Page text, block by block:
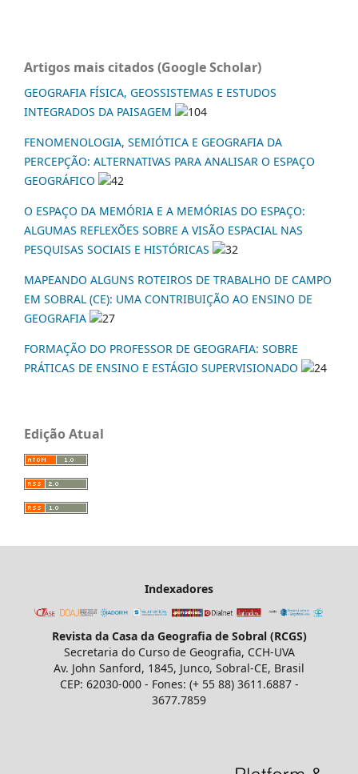
Artigos mais citados (Google Scholar)
GEOGRAFIA FÍSICA, GEOSSISTEMAS E ESTUDOS
INTEGRADOS DA PAISAGEM
104
FENOMENOLOGIA, SEMIÓTICA E GEOGRAFIA DA
PERCEPÇÃO: ALTERNATIVAS PARA ANALISAR O ESPAÇO
GEOGRÁFICO
42
O ESPAÇO DA MEMÓRIA E A MEMÓRIAS DO ESPAÇO:
ALGUMAS REFLEXÕES SOBRE A VISÃO ESPACIAL NAS
PESQUISAS SOCIAIS E HISTÓRICAS
32
MAPEANDO ALGUNS ROTEIROS DE TRABALHO DE CAMPO
EM SOBRAL (CE): UMA CONTRIBUIÇÃO AO ENSINO DE
GEOGRAFIA
27
FORMAÇÃO DO PROFESSOR DE GEOGRAFIA: SOBRE
PRÁTICAS DE ENSINO E ESTÁGIO SUPERVISIONADO
24
Edição Atual
Indexadores
Revista da Casa da Geografia de Sobral (RCGS)
Secretaria do Curso de Geografia, CCH-UVA
Av. John Sanford, 1845, Junco, Sobral-CE, Brasil
CEP: 62030-000 - Fones: (+ 55 88) 3611.6887 -
3677.7859